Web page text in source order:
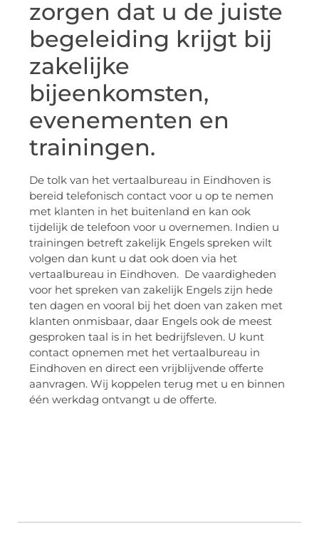
zorgen dat u de juiste
begeleiding krijgt bij
zakelijke
bijeenkomsten,
evenementen en
trainingen.
De tolk van het vertaalbureau in Eindhoven is
bereid telefonisch contact voor u op te nemen
met klanten in het buitenland en kan ook
tijdelijk de telefoon voor u overnemen. Indien u
trainingen betreft zakelijk Engels spreken wilt
volgen dan kunt u dat ook doen via het
vertaalbureau in Eindhoven. De vaardigheden
voor het spreken van zakelijk Engels zijn hede
ten dagen en vooral bij het doen van zaken met
klanten onmisbaar, daar Engels ook de meest
gesproken taal is in het bedrijfsleven. U kunt
contact opnemen met het vertaalbureau in
Eindhoven en direct een vrijblijvende offerte
aanvragen. Wij koppelen terug met u en binnen
één werkdag ontvangt u de offerte.